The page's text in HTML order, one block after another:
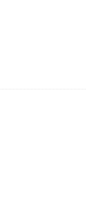
SQUARE